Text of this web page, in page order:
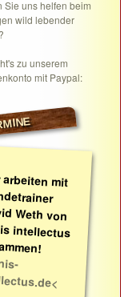
Sie uns helfen beim
wild lebender
zu unserem
mit Paypal:
arbeiten mit
Weth von
intellectus